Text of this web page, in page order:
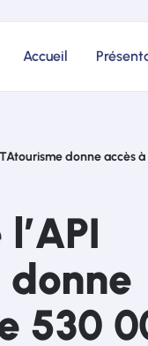
Accueil
donne
donne
530